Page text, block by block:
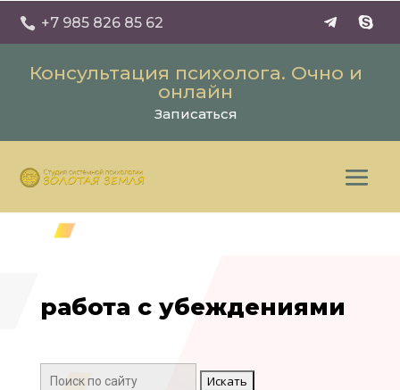
 +7 985 826 85 62
Консультация психолога. Очно и
онлайн
Записаться
работа с убеждениями
Поиск: